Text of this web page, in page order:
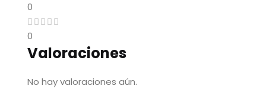
0
0
Valoraciones
No hay valoraciones aún.